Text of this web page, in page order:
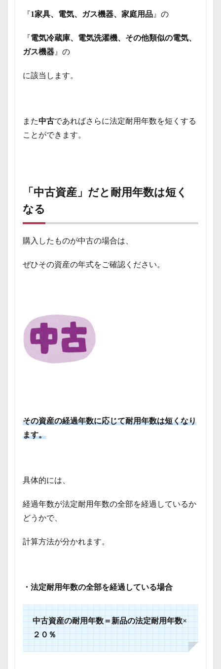
『1家具、電気、ガス機器、家庭用品 』の
『電気冷蔵庫、電気洗濯機、その他類似の電気、
ガス機器 』の
に該当します。
また中古であればさらに法定耐用年数を短くする
ことができます。
「中古資産」だと耐用年数は短く
なる
購入したものが中古の場合は、
ぜひその資産の年式をご確認ください。
その資産の経過年数に応じて耐用年数は短くなり
ます。
具体的には、
経過年数が法定耐用年数の全部を経過しているか
どうかで、
計算方法が分かれます。
・法定耐用年数の全部を経過している場合
中古資産の耐用年数＝新品の法定耐用年数×
２０％